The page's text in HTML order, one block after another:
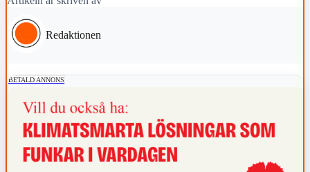
Redaktionen
BETALD ANNONS